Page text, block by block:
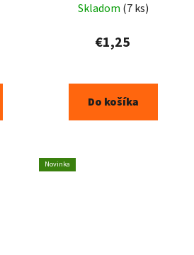
Skladom (7 ks)
€1,25
Do košíka
Novinka